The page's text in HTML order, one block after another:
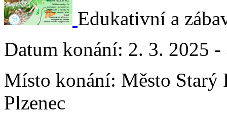
Edukativní a
Datum konání: 2. 3. 2025 -
Místo konání: Město Starý
Plzenec